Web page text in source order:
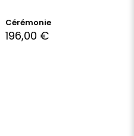
Cérémonie
196,00 €